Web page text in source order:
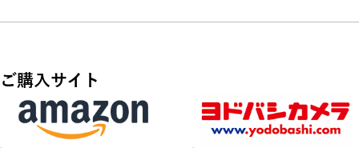
特別企画
早解きでレベルアップ♪
ご購入サイト